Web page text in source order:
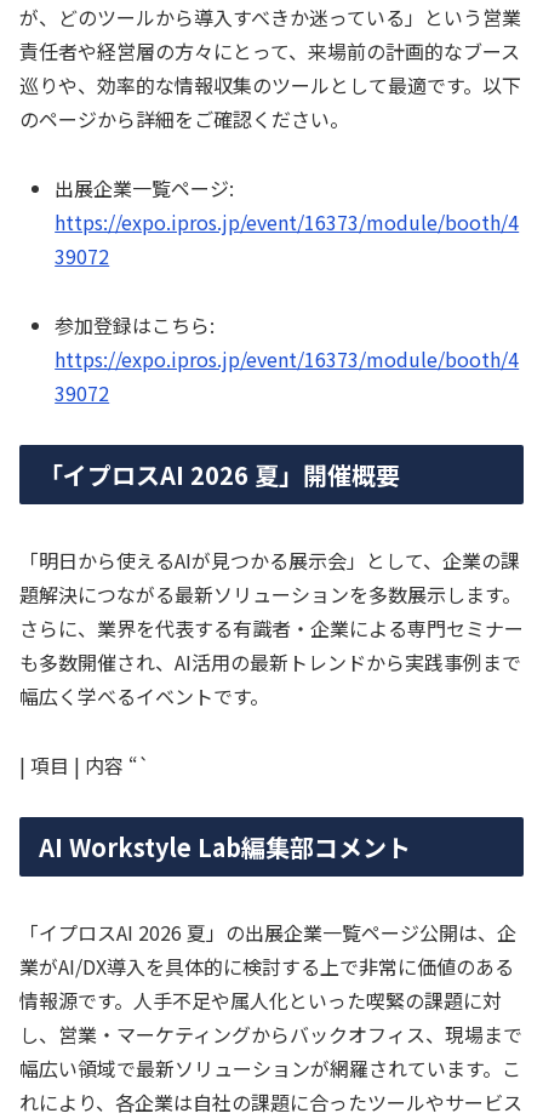
が、どのツールから導入すべきか迷っている」という営業
責任者や経営層の方々にとって、来場前の計画的なブース
巡りや、効率的な情報収集のツールとして最適です。以下
のページから詳細をご確認ください。
出展企業一覧ページ:
https://expo.ipros.jp/event/16373/module/booth/4
39072
参加登録はこちら:
https://expo.ipros.jp/event/16373/module/booth/4
39072
「イプロスAI 2026 夏」開催概要
「明日から使えるAIが見つかる展示会」として、企業の課
題解決につながる最新ソリューションを多数展示します。
さらに、業界を代表する有識者・企業による専門セミナー
も多数開催され、AI活用の最新トレンドから実践事例まで
幅広く学べるイベントです。
| 項目 | 内容
AI Workstyle Lab編集部コメント
「イプロスAI 2026 夏」の出展企業一覧ページ公開は、企
業がAI/DX導入を具体的に検討する上で非常に価値のある
情報源です。人手不足や属人化といった喫緊の課題に対
し、営業・マーケティングからバックオフィス、現場まで
幅広い領域で最新ソリューションが網羅されています。こ
れにより、各企業は自社の課題に合ったツールやサービス